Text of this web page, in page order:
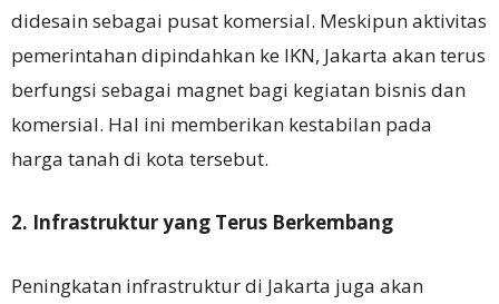
didesain sebagai pusat komersial. Meskipun aktivitas
pemerintahan dipindahkan ke IKN, Jakarta akan terus
berfungsi sebagai magnet bagi kegiatan bisnis dan
komersial. Hal ini memberikan kestabilan pada
harga tanah di kota tersebut.
2. Infrastruktur yang Terus Berkembang
Peningkatan infrastruktur di Jakarta juga akan